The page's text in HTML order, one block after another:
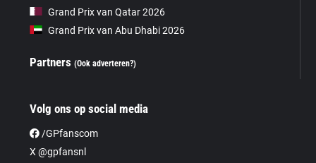
Grand Prix van Qatar 2026
Grand Prix van Abu Dhabi 2026
Partners(Ook adverteren?)
Volg ons op social media
/GPfanscom
X @gpfansnl